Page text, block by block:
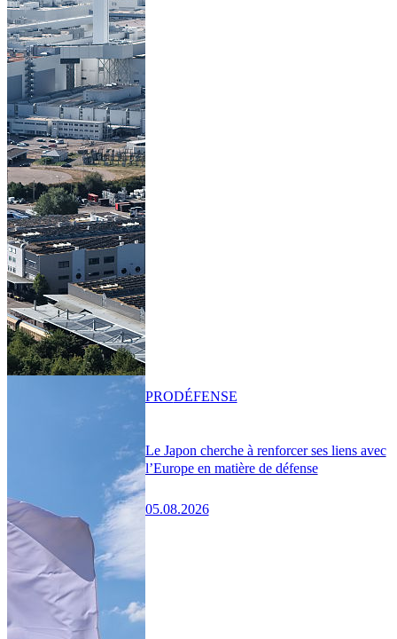
Le Japon cherche à renforcer ses liens avec
l’Europe en matière de défense
05.08.2026
PRODÉFENSE